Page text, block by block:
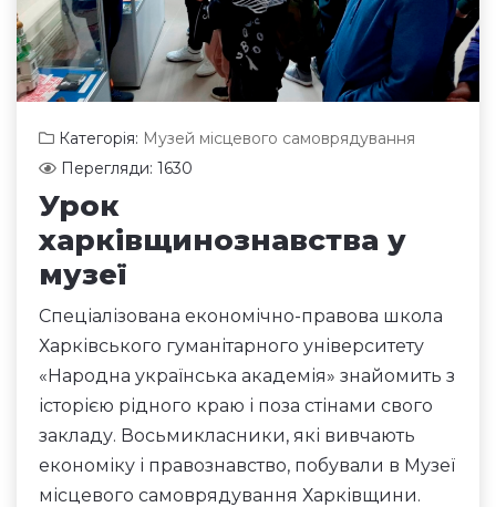
Категорія: Музей місцевого самоврядування
Перегляди: 1630
Урок
харківщинознавства у
музеї
Спеціалізована економічно-правова школа
Харківського гуманітарного університету
«Народна українська академія» знайомить з
історією рідного краю і поза стінами свого
закладу. Восьмикласники, які вивчають
економіку і правознавство, побували в Музеї
місцевого самоврядування Харківщини.